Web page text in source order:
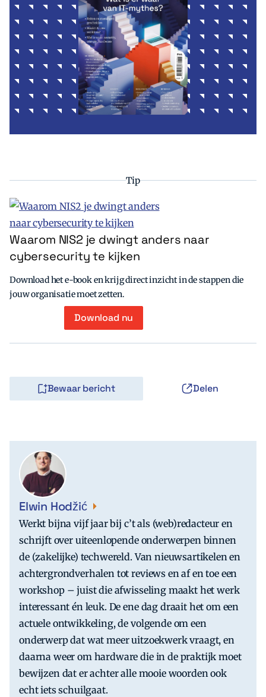
Tip
Waarom NIS2 je dwingt anders naar
cybersecurity te kijken
Download het e-book en krijg direct inzicht in de stappen die
jouw organisatie moet zetten.
Download nu
Bewaar bericht Delen
Elwin Hodžić
Werkt bijna vijf jaar bij c’t als (web)redacteur en
schrijft over uiteenlopende onderwerpen binnen
de (zakelijke) techwereld. Van nieuwsartikelen en
achtergrondverhalen tot reviews en af en toe een
workshop – juist die afwisseling maakt het werk
interessant én leuk. De ene dag draait het om een
actuele ontwikkeling, de volgende om een
onderwerp dat wat meer uitzoekwerk vraagt, en
daarna weer om hardware die in de praktijk moet
bewijzen dat er achter alle mooie woorden ook
echt iets schuilgaat.